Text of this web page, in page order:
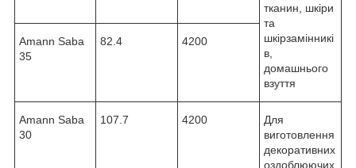
тканин, шкіри
та
шкірзамінникі
в,
домашнього
взуття
Amann Saba
35
82.4 4200
Amann Saba
30
107.7 4200
Для
виготовлення
декоративних
оздоблюючих